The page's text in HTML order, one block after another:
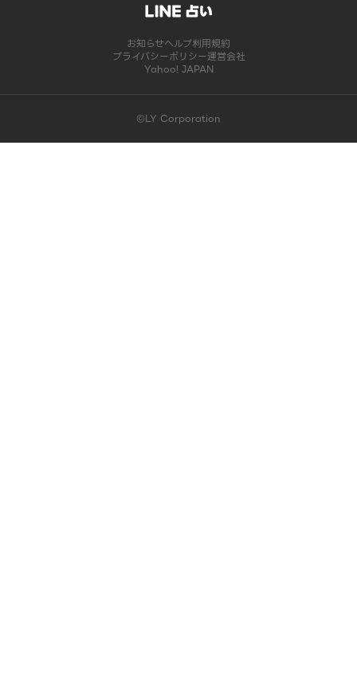
お知らせヘルプ利用規約
プライバシーポリシー運営会社
Yahoo! JAPAN
©LY Corporation
このコンテンツは掲載が終了しました | LINE占い